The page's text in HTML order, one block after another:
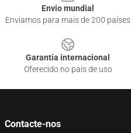
Envio mundial
Enviamos para mais de 200 países
Garantia internacional
Oferecido no país de uso
Contacte-nos